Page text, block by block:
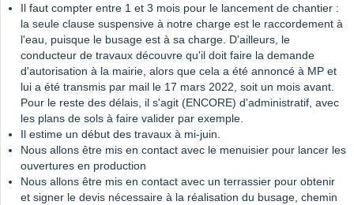
Il faut compter entre 1 et 3 mois pour le lancement de chantier :
la seule clause suspensive à notre charge est le raccordement à
l'eau, puisque le busage est à sa charge. D'ailleurs, le
conducteur de travaux découvre qu'il doit faire la demande
d'autorisation à la mairie, alors que cela a été annoncé à MP et
lui a été transmis par mail le 17 mars 2022, soit un mois avant.
Pour le reste des délais, il s'agit (ENCORE) d'administratif, avec
les plans de sols à faire valider par exemple.
Il estime un début des travaux à mi-juin.
Nous allons être mis en contact avec le menuisier pour lancer les
ouvertures en production
Nous allons être mis en contact avec un terrassier pour obtenir
et signer le devis nécessaire à la réalisation du busage, chemin